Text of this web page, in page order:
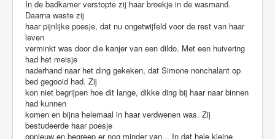
5
In de badkamer verstopte zij haar broekje in de wasmand.
Daarna waste zij
haar pijnlijke poesje, dat nu ongetwijfeld voor de rest van haar
leven
verminkt was door die kanjer van een dildo. Met een huivering
had het meisje
naderhand naar het ding gekeken, dat Simone nonchalant op
bed gegooid had. Zij
kon niet begrijpen hoe dit lange, dikke ding bij haar naar binnen
had kunnen
komen en bijna helemaal in haar verdwenen was. Zij
bestudeerde haar poesje
opnieuw en begreep er nog minder van... In dat hele kleine